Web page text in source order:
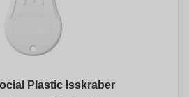
Plastic Isskraber